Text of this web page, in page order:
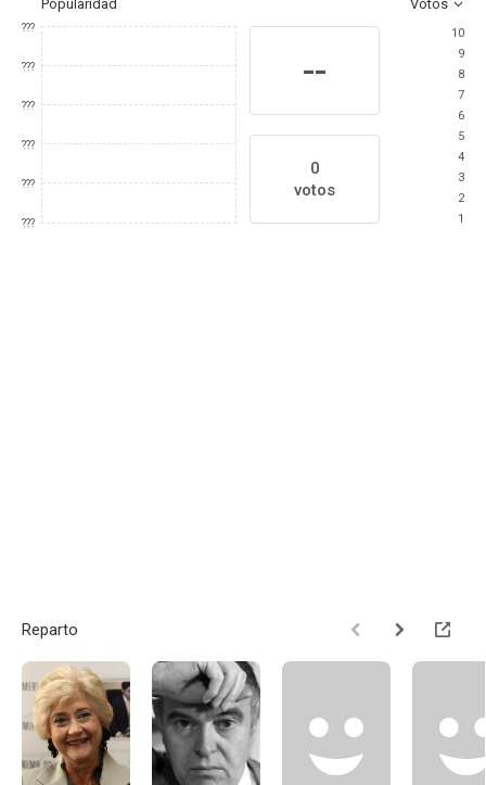
Popularidad Votos
???
???
???
???
???
???
--
0
votos
10
9
8
7
6
5
4
3
2
1
Reparto